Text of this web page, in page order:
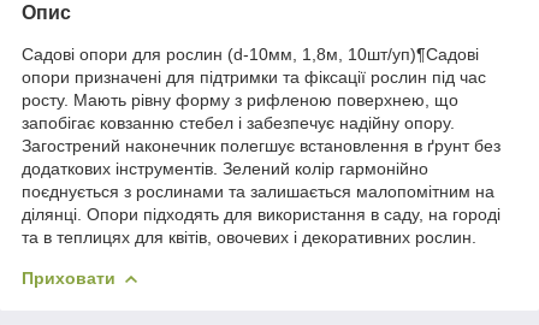
Опис
Садові опори для рослин (d-10мм, 1,8м, 10шт/уп)¶Садові
опори призначені для підтримки та фіксації рослин під час
росту. Мають рівну форму з рифленою поверхнею, що
запобігає ковзанню стебел і забезпечує надійну опору.
Загострений наконечник полегшує встановлення в ґрунт без
додаткових інструментів. Зелений колір гармонійно
поєднується з рослинами та залишається малопомітним на
ділянці. Опори підходять для використання в саду, на городі
та в теплицях для квітів, овочевих і декоративних рослин.
Приховати